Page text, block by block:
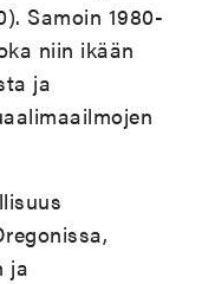
Samoin 1980-
niin ikään
ja
ja